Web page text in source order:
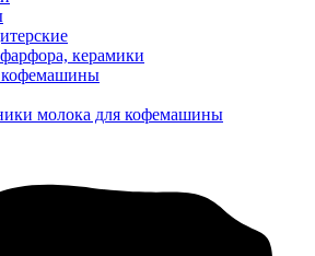
керамики
молока для кофемашины